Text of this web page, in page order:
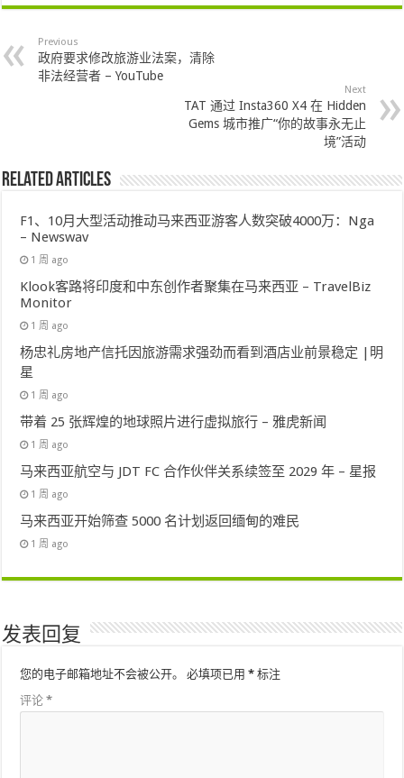
Previous
政府要求修改旅游业法案，清除
非法经营者 – YouTube
Next
TAT 通过 Insta360 X4 在 Hidden
Gems 城市推广“你的故事永无止
境”活动
Related Articles
F1、10月大型活动推动马来西亚游客人数突破4000万：Nga
– Newswav
1 周 ago
Klook客路将印度和中东创作者聚集在马来西亚 – TravelBiz
Monitor
1 周 ago
杨忠礼房地产信托因旅游需求强劲而看到酒店业前景稳定 |明
星
1 周 ago
带着 25 张辉煌的地球照片进行虚拟旅行 – 雅虎新闻
1 周 ago
马来西亚航空与 JDT FC 合作伙伴关系续签至 2029 年 – 星报
1 周 ago
马来西亚开始筛查 5000 名计划返回缅甸的难民
1 周 ago
发表回复
您的电子邮箱地址不会被公开。 必填项已用* 标注
评论*